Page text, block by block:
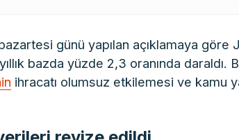
günü yapılan açıklamaya
bazda yüzde 2,3 oranında daraldı.
ihracatı olumsuz etkilemesi ve kamu